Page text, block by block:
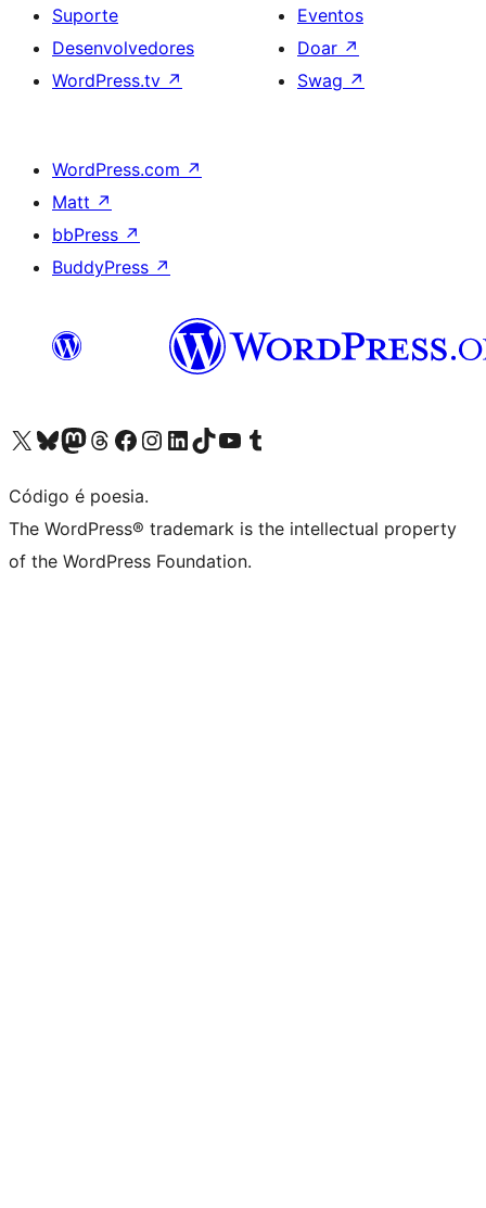
Suporte
Desenvolvedores
WordPress.tv ↗
Eventos
Doar ↗
Swag ↗
WordPress.com ↗
Matt ↗
bbPress ↗
BuddyPress ↗
Acessar nossa conta do X (antigo Twitter)
Acessar nossa conta do Bluesky
Acessar nossa conta do Mastodon
Acessar nossa conta do Threads
Acessar nossa página do Facebook
Acessar nossa conta do Instagram
Acessar nossa conta do LinkedIn
Acessar nossa conta do TikTok
Acessar nosso canal do YouTube
Acessar nossa conta no Tumblr
Código é poesia.
The WordPress® trademark is the intellectual property
of the WordPress Foundation.